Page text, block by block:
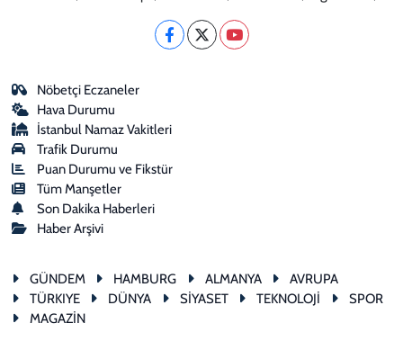
Nöbetçi Eczaneler
Hava Durumu
İstanbul Namaz Vakitleri
Trafik Durumu
Puan Durumu ve Fikstür
Tüm Manşetler
Son Dakika Haberleri
Haber Arşivi
GÜNDEM HAMBURG ALMANYA
AVRUPA
TÜRKIYE
DÜNYA SİYASET TEKNOLOJİ
SPOR
MAGAZİN